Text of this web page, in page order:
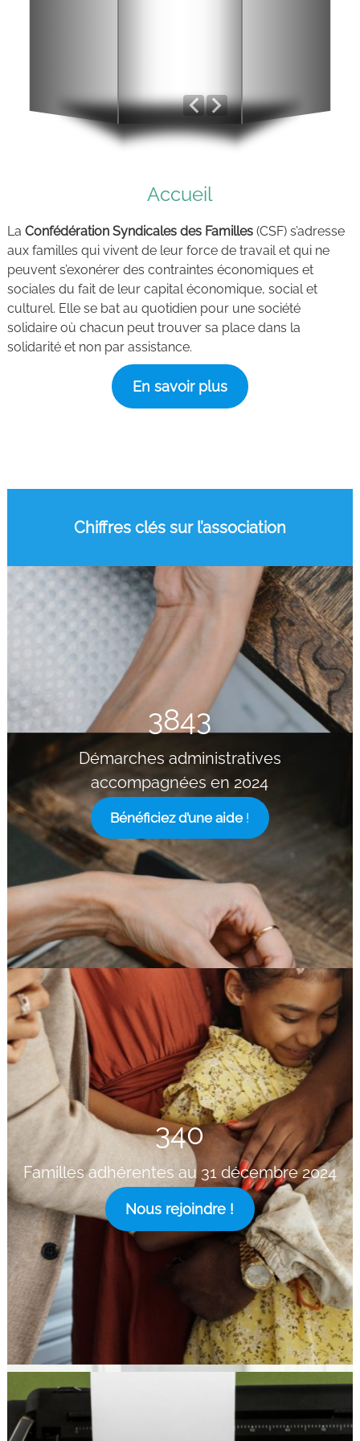
Accueil
La Confédération Syndicales des Familles(CSF) s’adresse
aux familles qui vivent de leur force de travail et qui ne
peuvent s’exonérer des contraintes économiques et
sociales du fait de leur capital économique, social et
culturel. Elle se bat au quotidien pour une société
solidaire où chacun peut trouver sa place dans la
solidarité et non par assistance.
En savoir plus
Chiffres clés sur l’association
3843
Démarches administratives
accompagnées en 2024
Bénéficiez d’une aide!
340
Familles adhérentes au 31 décembre 2024
Nous rejoindre !